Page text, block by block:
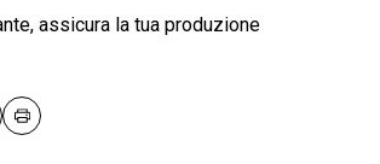
assicura la tua produzione
Print